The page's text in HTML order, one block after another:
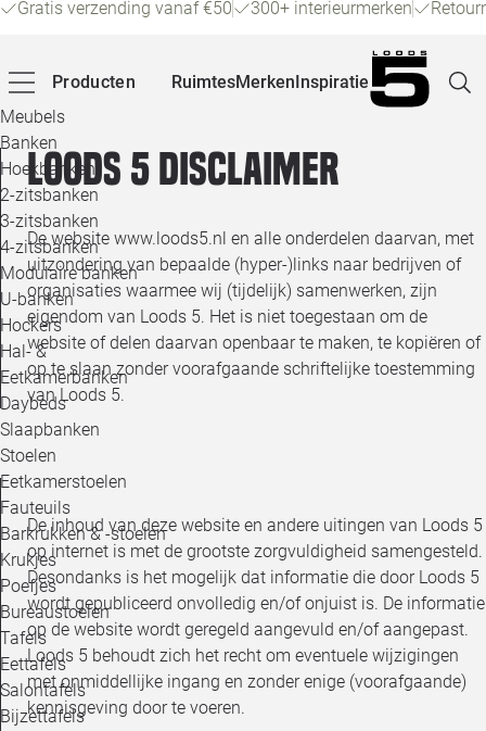
Gratis verzending vanaf €50 300+ interieurmerken
Producten
Meubels
Banken
Hoekbanken
2-zitsbanken
3-zitsbanken
4-zitsbanken
Modulaire banken
U-banken
Hockers
Hal- &
Eetkamerbanken
Daybeds
Slaapbanken
Stoelen
Eetkamerstoelen
Fauteuils
Barkrukken & -stoelen
Krukjes
Poefjes
Bureaustoelen
Tafels
Eettafels
Salontafels
Bijzettafels
RuimtesMerkenInspiratie
Loods 5 disclaimer
De website www.loods5.nl en alle onderdelen daarvan, met
uitzondering van bepaalde (hyper-)links naar bedrijven of
organisaties waarmee wij (tijdelijk) samenwerken, zijn
eigendom van Loods 5. Het is niet toegestaan om de
website of delen daarvan openbaar te maken, te kopiëren of
op te slaan zonder voorafgaande schriftelijke toestemming
van Loods 5.
De inhoud van deze website en andere uitingen van Loods 5
op internet is met de grootste zorgvuldigheid samengesteld.
Desondanks is het mogelijk dat informatie die door Loods 5
wordt gepubliceerd onvolledig en/of onjuist is. De informatie
op de website wordt geregeld aangevuld en/of aangepast.
Loods 5 behoudt zich het recht om eventuele wijzigingen
met onmiddellijke ingang en zonder enige (voorafgaande)
kennisgeving door te voeren.